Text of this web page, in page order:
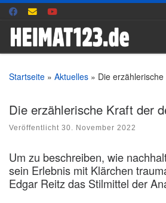
Zum Inhalt springen
Startseite » Aktuelles » Die
Die erzählerische Kraft der
Veröffentlicht 30. November 2022
Um zu beschreiben, wie
sein Erlebnis mit Klärchen
Edgar Reitz das Stilmittel der